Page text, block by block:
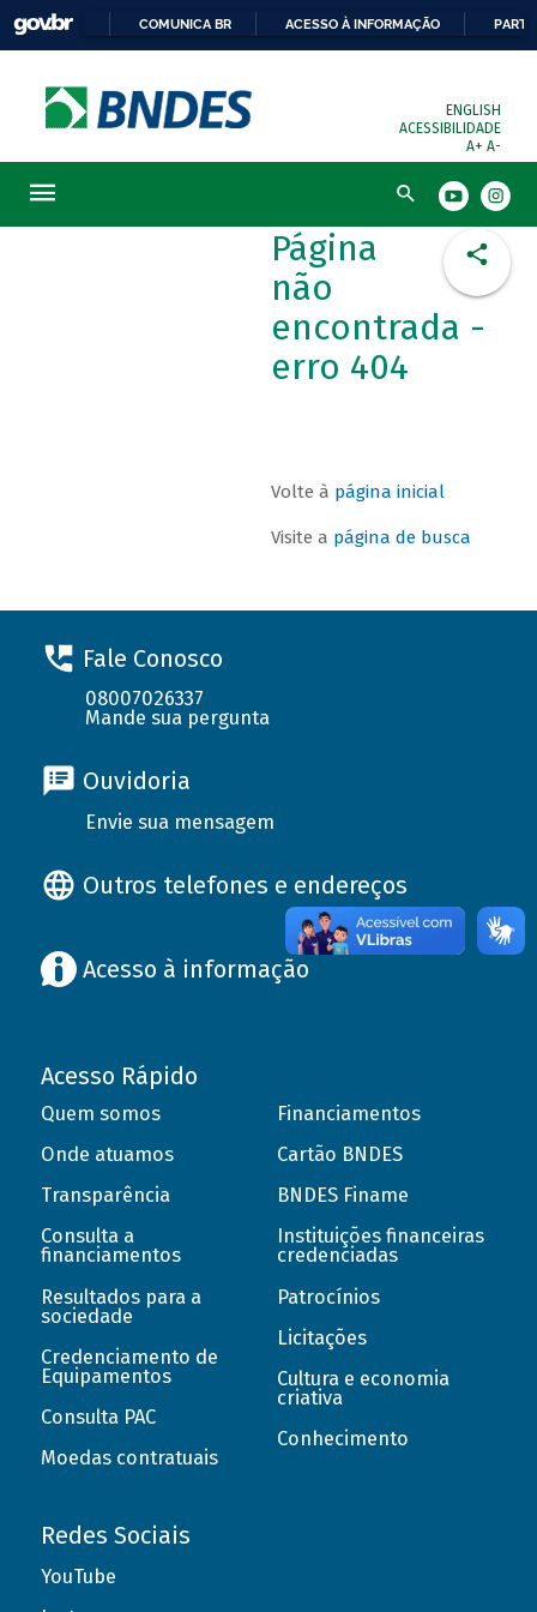
COMUNICA BR ACESSO À INFORMAÇÃO
ENGLISH
ACESSIBILIDADE
A+ A-
Busca
Página
não
encontrada -
erro 404
Volte à página inicial
Visite a página de busca
Fale Conosco
08007026337
Mande sua pergunta
Ouvidoria
Envie sua mensagem
Outros telefones e endereços
Acesso à informação
Acesso Rápido
Quem somos
Onde atuamos
Transparência
Consulta a
financiamentos
Resultados para a
sociedade
Credenciamento de
Equipamentos
Consulta PAC
Moedas contratuais
Financiamentos
Cartão BNDES
BNDES Finame
Instituições financeiras
credenciadas
Patrocínios
Licitações
Cultura e economia
criativa
Conhecimento
Redes Sociais
YouTube